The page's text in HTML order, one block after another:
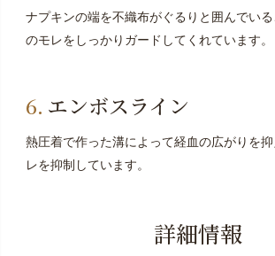
ナプキンの端を不織布がぐるりと囲んでい
のモレをしっかりガードしてくれています。
エンボスライン
熱圧着で作った溝によって経血の広がりを
レを抑制しています。
詳細情報